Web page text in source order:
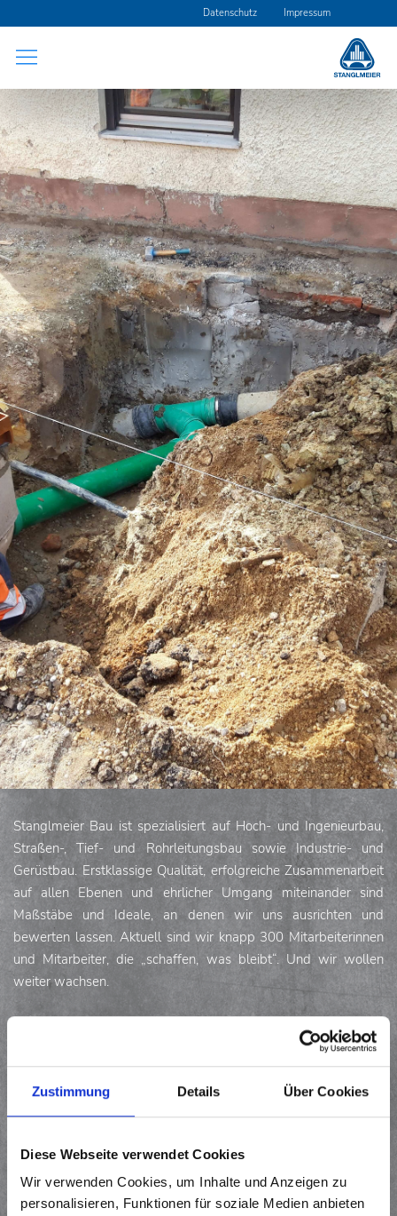
Zustimmung Details Über Cookies
Diese Webseite verwendet Cookies
Wir verwenden Cookies, um Inhalte und Anzeigen zu
personalisieren, Funktionen für soziale Medien anbieten
Datenschutz Impressum
Stanglmeier Bau ist spezialisiert auf Hoch- und Ingenieurbau,
Straßen-, Tief- und Rohrleitungsbau sowie Industrie- und
Gerüstbau. Erstklassige Qualität, erfolgreiche Zusammenarbeit
auf allen Ebenen und ehrlicher Umgang miteinander sind
Maßstäbe und Ideale, an denen wir uns ausrichten und
bewerten lassen. Aktuell sind wir knapp 300 Mitarbeiterinnen
und Mitarbeiter, die „schaffen, was bleibt“. Und wir wollen
weiter wachsen.
Zur Verstärkung unseres Teams suchen wir für unsere
BAUFACHARBEITER*IN TIEFBAU
Fachgerechtes Erstellen von Unterbauten, Straßenbelägen,